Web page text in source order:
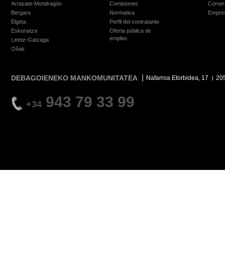
Arrasate-Mondragón
Bergara
Elgeta
Eskoriatza
Leintz-Gatzaga
Oñati
Comisiones
Normativa
Perfil del contratante
Oferta pública de
empleo
DEBAGOIENEKO MANKOMUNITATEA Nafarroa Etorbidea, 17
+34 943 79 33 99